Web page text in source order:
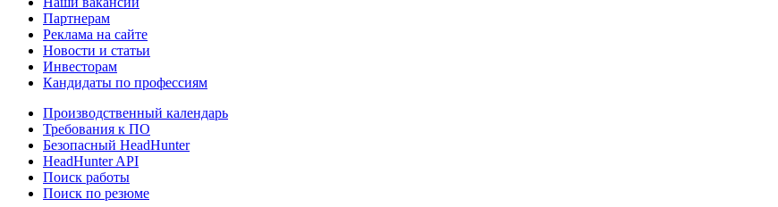
Партнерам
Реклама на сайте
Новости и статьи
Инвесторам
Кандидаты по профессиям
Производственный календарь
Требования к ПО
Безопасный HeadHunter
HeadHunter API
Поиск работы
Поиск по резюме